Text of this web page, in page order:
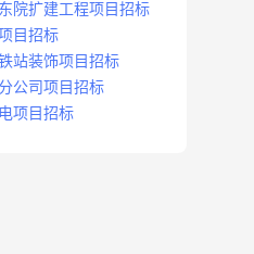
院扩建工程项目招标
目招标
站装饰项目招标
公司项目招标
项目招标